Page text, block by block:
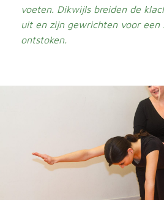
voeten. Dikwijls breiden de
uit en zijn gewrichten voor een
ontstoken.